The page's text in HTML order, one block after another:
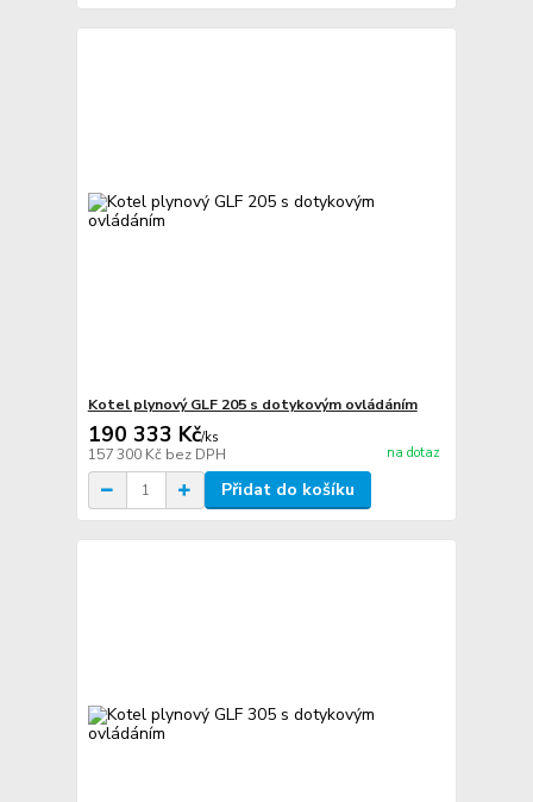
Kotel plynový GLF 205 s dotykovým ovládáním
190 333 Kč/ks
157 300 Kč bez DPH na dotaz
Přidat do košíku